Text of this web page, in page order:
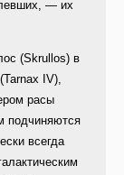
— их
(Skrullos) в
IV),
расы
подчиняются
всегда